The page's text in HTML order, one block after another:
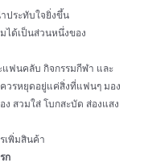
ประทับใจยิ่งขึ้น
ด้เป็นส่วนหนึ่งของ
แฟนคลับ กิจกรรมกีฬา และ
วรหยุดอยู่แค่สิ่งที่แฟนๆ มอง
สวมใส่ โบกสะบัด ส่องแสง
เพิ่มสินค้า
ก